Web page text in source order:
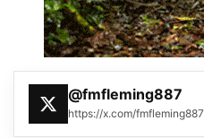
@fmfleming887
https://x.com/fmfleming887